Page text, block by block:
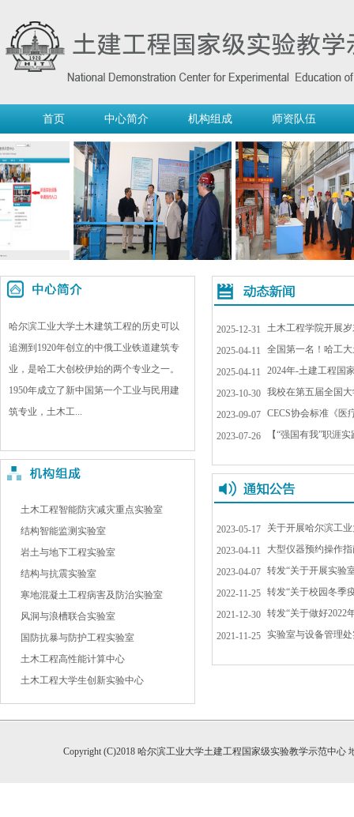
首页 中心简介 机构组成 师资队伍
哈尔滨工业大学土木建筑工程的历史可以
追溯到1920年创立的中俄工业铁道建筑专
业，是哈工大创校伊始的两个专业之一。
1950年成立了新中国第一个工业与民用建
筑专业，土木工...
土木工程智能防灾减灾重点实验室
结构智能监测实验室
岩土与地下工程实验室
结构与抗震实验室
寒地混凝土工程病害及防治实验室
风洞与浪槽联合实验室
国防抗暴与防护工程实验室
土木工程高性能计算中心
土木工程大学生创新实验中心
2025-12-31 土木工程学院开展
2025-04-11 全国第一名！哈工
2025-04-11 2024年-土建工程国
2023-10-30 我校在第五届全国
2023-09-07 CECS协会标准《医
2023-07-26 【“强国有我”职涯
2023-05-17 关于开展哈尔滨工
2023-04-11 大型仪器预约操作
2023-04-07 转发“关于开展实验
2022-11-25 转发“关于校园冬季
2021-12-30 转发“关于做好2022
2021-11-25 实验室与设备管理
Copyright (C)2018 哈尔滨工业大学土建工程国家级实验教学示范中心